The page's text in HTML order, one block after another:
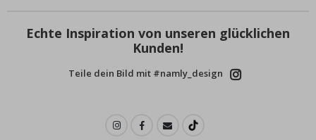
Echte Inspiration von unseren glücklichen
Kunden!
Teile dein Bild mit #namly_design